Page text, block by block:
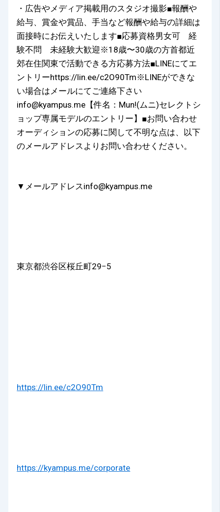
・広告やメディア掲載用のスタジオ撮影■報酬や
給与、賞金や賞品、手当など報酬や給与の詳細は
面接時にお伝えいたします■応募資格男女可 経
験不問 未経験大歓迎※18歳〜30歳の方首都近
郊在住関東で活動できる方応募方法■LINEにてエ
ントリーhttps://lin.ee/c2O90Tm※LINEができな
い場合はメールにてご連絡下さい
info@kyampus.me【件名：Mun!(ムニ)セレクトシ
ョップ専属モデルのエントリー】■お問い合わせ
オーディションの応募に関して不明な点は、以下
のメールアドレスよりお問い合わせください。
▼メールアドレスinfo@kyampus.me
東京都渋谷区桜丘町29−5
https://lin.ee/c2O90Tm
https://kyampus.me/corporate